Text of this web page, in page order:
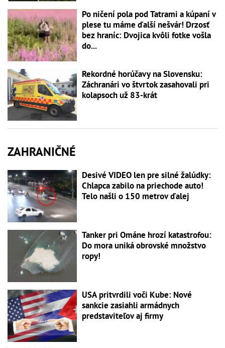
Po ničení pola pod Tatrami a kúpaní v
plese tu máme ďalší nešvár! Drzosť
bez hraníc: Dvojica kvôli fotke vošla
do...
Rekordné horúčavy na Slovensku:
Záchranári vo štvrtok zasahovali pri
kolapsoch už 83-krát
ZAHRANIČNÉ
Desivé VIDEO len pre silné žalúdky:
Chlapca zabilo na priechode auto!
Telo našli o 150 metrov ďalej
Tanker pri Ománe hrozí katastrofou:
Do mora uniká obrovské množstvo
ropy!
USA pritvrdili voči Kube: Nové
sankcie zasiahli armádnych
predstaviteľov aj firmy